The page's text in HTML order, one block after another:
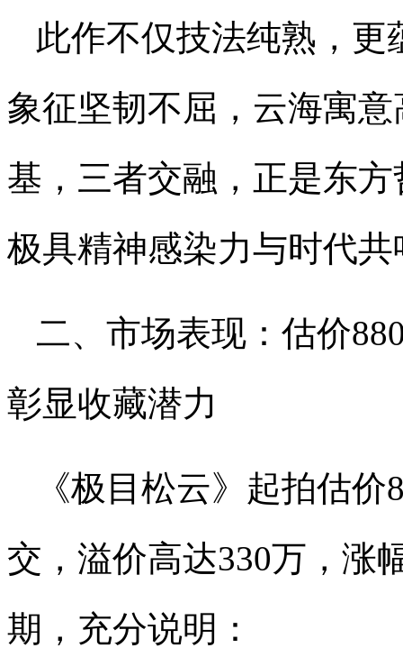
此作不仅技法纯熟，
象征坚韧不屈，云海寓
基，三者交融，正是东
极具精神感染力与时代共
二、市场表现：估价
彰显收藏潜力
《极目松云》起拍估
交，溢价高达330万，涨
期，充分说明：